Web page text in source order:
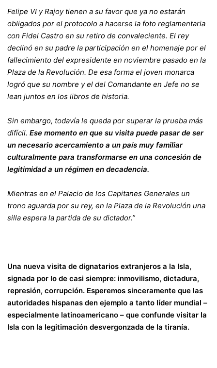
Felipe VI y Rajoy tienen a su favor que ya no estarán
obligados por el protocolo a hacerse la foto reglamentaria
con Fidel Castro en su retiro de convaleciente. El rey
declinó en su padre la participación en el homenaje por el
fallecimiento del expresidente en noviembre pasado en la
Plaza de la Revolución. De esa forma el joven monarca
logró que su nombre y el del Comandante en Jefe no se
lean juntos en los libros de historia.
Sin embargo, todavía le queda por superar la prueba más
difícil. Ese momento en que su visita puede pasar de ser
un necesario acercamiento a un país muy familiar
culturalmente para transformarse en una concesión de
legitimidad a un régimen en decadencia.
Mientras en el Palacio de los Capitanes Generales un
trono aguarda por su rey, en la Plaza de la Revolución una
silla espera la partida de su dictador.”
Una nueva visita de dignatarios extranjeros a la Isla,
signada por lo de casi siempre: inmovilismo, dictadura,
represión, corrupción. Esperemos sinceramente que las
autoridades hispanas den ejemplo a tanto líder mundial –
especialmente latinoamericano – que confunde visitar la
Isla con la legitimación desvergonzada de la tiranía.